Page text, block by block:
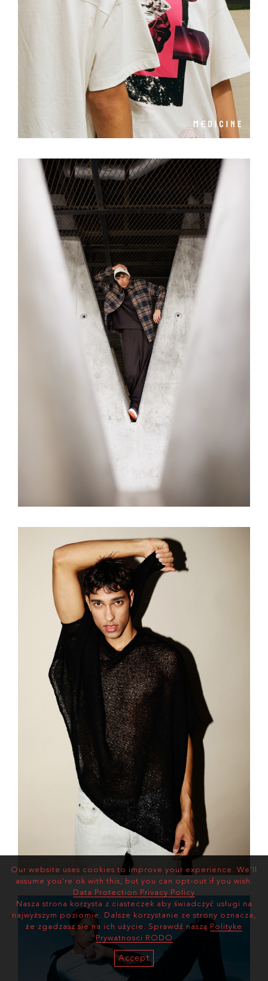
Our website uses cookies to improve your experience. We'll
assume you're ok with this, but you can opt-out if you wish.
Data Protection Privacy Policy
Nasza strona korzysta z ciasteczek aby świadczyć usługi na
najwyższym poziomie. Dalsze korzystanie ze strony oznacza,
że zgadzasz sie na ich użycie. Sprawdź naszą Polityke
Prywatnosci RODO
Accept